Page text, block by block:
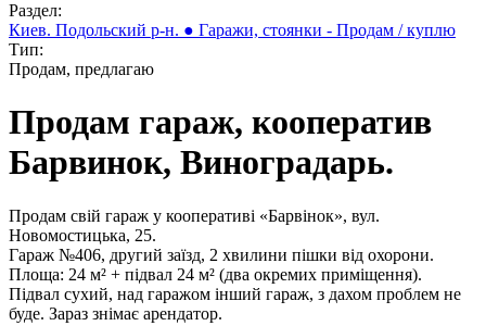
Раздел:
Киев. Подольский р-н. ● Гаражи, стоянки - Продам / куплю
Тип:
Продам, предлагаю
Продам гараж, кооператив
Барвинок, Виноградарь.
Продам свій гараж у кооперативі «Барвінок», вул.
Новомостицька, 25.
Гараж №406, другий заїзд, 2 хвилини пішки від охорони.
Площа: 24 м² + підвал 24 м² (два окремих приміщення).
Підвал сухий, над гаражом інший гараж, з дахом проблем не
буде. Зараз знімає арендатор.